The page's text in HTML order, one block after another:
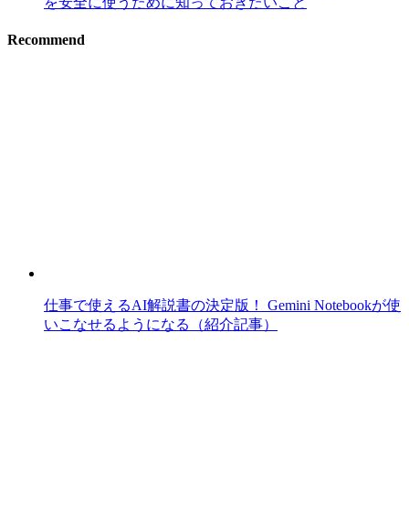
Recommend
仕事で使えるAI解説書の決定版！ Gemini Notebookが使
いこなせるようになる（紹介記事）